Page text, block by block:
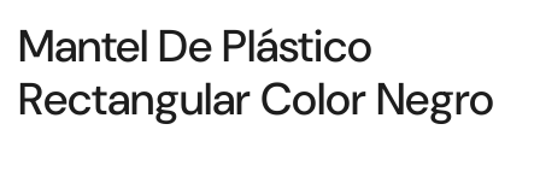
Mantel De Plástico
Rectangular Color Negro